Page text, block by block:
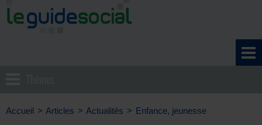
Accueil > Articles > Actualités > Enfance, jeunesse